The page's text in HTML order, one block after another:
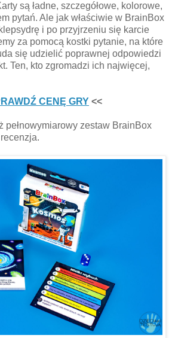
są ładne, szczegółowe, kolorowe,
pytań. Ale jak właściwie w BrainBox
i po przyjrzeniu się karcie
za pomocą kostki pytanie, na które
się udzielić poprawnej odpowiedzi
Ten, kto zgromadzi ich najwięcej,
CENĘ GRY <<
pełnowymiarowy zestaw BrainBox